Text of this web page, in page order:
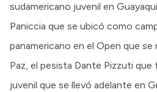
sudamericano juvenil en
Paniccia que se ubicó como
panamericano en el Open que se
Paz, el pesista Dante Pizzuti que
juvenil que se llevó adelante en